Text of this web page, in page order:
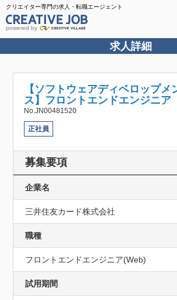
クリエイター専門の求人・転職エージェント
powered by
求人詳細
【ソフトウェアディベロップメ
ス】フロントエンドエンジニア
No.JN00481520
正社員
募集要項
企業名
三井住友カード株式会社
職種
フロントエンドエンジニア(Web)
試用期間